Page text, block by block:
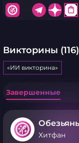
shopping_bag
Викторины (116)
«ИИ викторина»
Завершенные
Хитфан